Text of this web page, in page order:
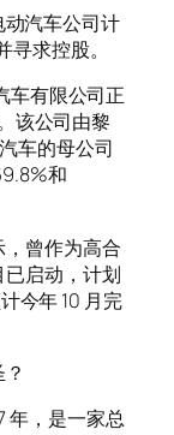
动汽车公司计
求控股。
车有限公司正
该公司由黎
车的母公司
和
曾作为高合
启动，计划
今年 10 月完
年，是一家总